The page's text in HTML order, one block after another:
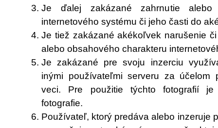
Je ďalej zakázané zahrnutie alebo
internetového systému či jeho časti do
Je tiež zakázané akékoľvek narušenie
alebo obsahového charakteru
Je zakázané pre svoju inzerciu
inými používateľmi serveru za účelom
veci. Pre použitie týchto fotografií
fotografie.
Používateľ, ktorý predáva alebo inzeruje